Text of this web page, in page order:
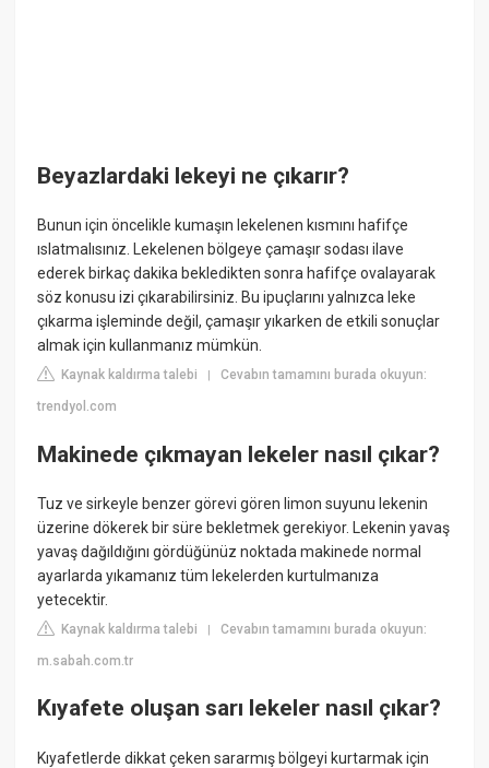
Beyazlardaki lekeyi ne çıkarır?
Bunun için öncelikle kumaşın lekelenen kısmını hafifçe
ıslatmalısınız. Lekelenen bölgeye çamaşır sodası ilave
ederek birkaç dakika bekledikten sonra hafifçe ovalayarak
söz konusu izi çıkarabilirsiniz. Bu ipuçlarını yalnızca leke
çıkarma işleminde değil, çamaşır yıkarken de etkili sonuçlar
almak için kullanmanız mümkün.
Kaynak kaldırma talebi |Cevabın tamamını burada okuyun:
trendyol.com
Makinede çıkmayan lekeler nasıl çıkar?
Tuz ve sirkeyle benzer görevi gören limon suyunu lekenin
üzerine dökerek bir süre bekletmek gerekiyor. Lekenin yavaş
yavaş dağıldığını gördüğünüz noktada makinede normal
ayarlarda yıkamanız tüm lekelerden kurtulmanıza
yetecektir.
Kaynak kaldırma talebi |Cevabın tamamını burada okuyun:
m.sabah.com.tr
Kıyafete oluşan sarı lekeler nasıl çıkar?
Kıyafetlerde dikkat çeken sararmış bölgeyi kurtarmak için